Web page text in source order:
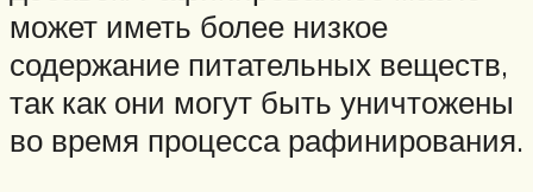
может иметь более низкое
содержание питательных веществ,
так как они могут быть уничтожены
во время процесса рафинирования.